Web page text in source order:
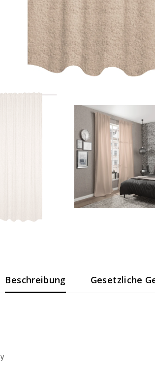
Beschreibung Gesetzliche